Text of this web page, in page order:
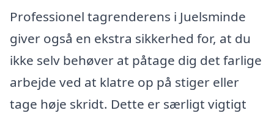
Professionel tagrenderens i Juelsminde
giver også en ekstra sikkerhed for, at du
ikke selv behøver at påtage dig det farlige
arbejde ved at klatre op på stiger eller
tage høje skridt. Dette er særligt vigtigt